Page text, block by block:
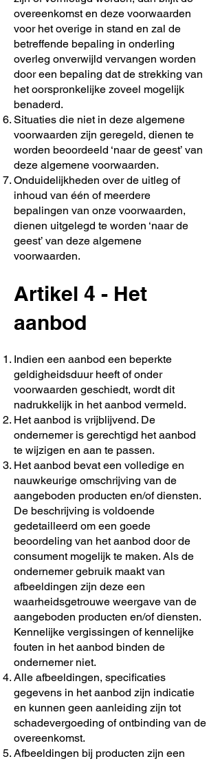
overeenkomst en deze voorwaarden
voor het overige in stand en zal de
betreffende bepaling in onderling
overleg onverwijld vervangen worden
door een bepaling dat de strekking van
het oorspronkelijke zoveel mogelijk
benaderd.
Situaties die niet in deze algemene
voorwaarden zijn geregeld, dienen te
worden beoordeeld ‘naar de geest’ van
deze algemene voorwaarden.
Onduidelijkheden over de uitleg of
inhoud van één of meerdere
bepalingen van onze voorwaarden,
dienen uitgelegd te worden ‘naar de
geest’ van deze algemene
voorwaarden.
Artikel 4 - Het
aanbod
Indien een aanbod een beperkte
geldigheidsduur heeft of onder
voorwaarden geschiedt, wordt dit
nadrukkelijk in het aanbod vermeld.
Het aanbod is vrijblijvend. De
ondernemer is gerechtigd het aanbod
te wijzigen en aan te passen.
Het aanbod bevat een volledige en
nauwkeurige omschrijving van de
aangeboden producten en/of diensten.
De beschrijving is voldoende
gedetailleerd om een goede
beoordeling van het aanbod door de
consument mogelijk te maken. Als de
ondernemer gebruik maakt van
afbeeldingen zijn deze een
waarheidsgetrouwe weergave van de
aangeboden producten en/of diensten.
Kennelijke vergissingen of kennelijke
fouten in het aanbod binden de
ondernemer niet.
Alle afbeeldingen, specificaties
gegevens in het aanbod zijn indicatie
en kunnen geen aanleiding zijn tot
schadevergoeding of ontbinding van de
overeenkomst.
Afbeeldingen bij producten zijn een